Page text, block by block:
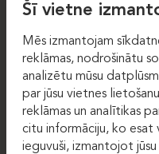
Darba krēsli
DAUPHIN-SHAPE MESH
Šī vietne
Mēs izmantojam
reklāmas, nodrošinātu
analizētu mūsu
par jūsu vietnes
reklāmas un analītikas
citu informāciju, ko esat
ieguvuši, izmantojot